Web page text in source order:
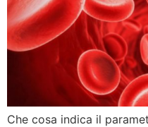
Che cosa indica il